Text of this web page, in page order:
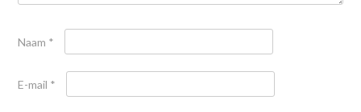
Naam *
E-mail *